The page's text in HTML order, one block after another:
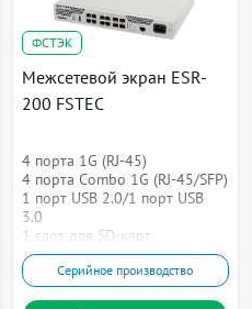
ФСТЭК
Межсетевой экран ESR-
200 FSTEC
4 порта 1G (RJ-45)
4 порта Combo 1G (RJ-45/SFP)
1 порт USB 2.0/1 порт USB
3.0
1 слот для SD-карт
Серийное производство